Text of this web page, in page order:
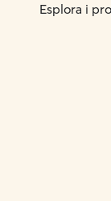
Esplora i